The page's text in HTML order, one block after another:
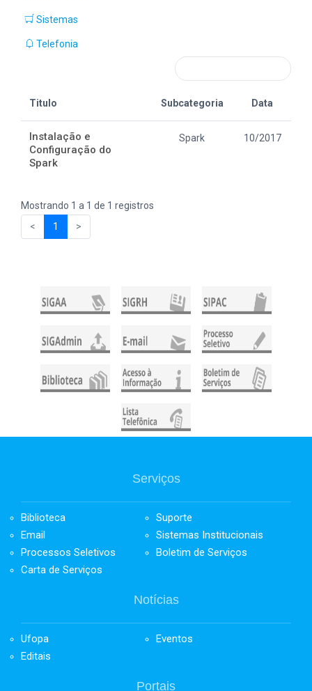
Sistemas
Telefonia
Titulo Subcategoria Data
Instalação e
Configuração do
Spark
Spark 10/2017
Mostrando 1 a 1 de 1 registros
<
1 >
Serviços
Biblioteca
Suporte
Email
Sistemas Institucionais
Processos Seletivos
Boletim de Serviços
Carta de Serviços
Notícias
Ufopa
Eventos
Editais
Portais